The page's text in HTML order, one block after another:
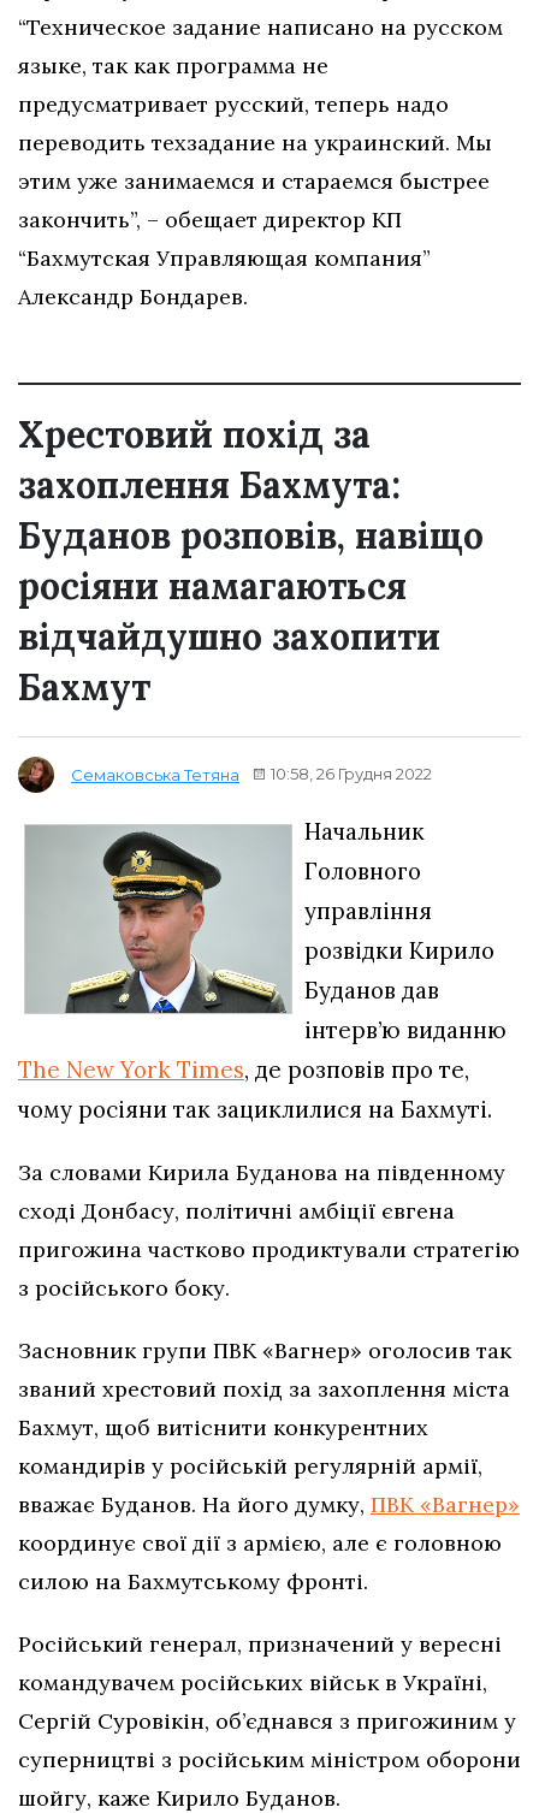
“Техническое задание написано на русском
языке, так как программа не
предусматривает русский, теперь надо
переводить техзадание на украинский. Мы
этим уже занимаемся и стараемся быстрее
закончить”, – обещает директор КП
“Бахмутская Управляющая компания”
Александр Бондарев.
Хрестовий похід за
захоплення Бахмута:
Буданов розповів, навіщо
росіяни намагаються
відчайдушно захопити
Бахмут
Семаковська Тетяна 10:58, 26 Грудня 2022
Начальник
Головного
управління
розвідки Кирило
Буданов дав
інтерв’ю виданню
The New York Times, де розповів про те,
чому росіяни так зациклилися на Бахмуті.
За словами Кирила Буданова на південному
сході Донбасу, політичні амбіції євгена
пригожина частково продиктували стратегію
з російського боку.
Засновник групи ПВК «Вагнер» оголосив так
званий хрестовий похід за захоплення міста
Бахмут, щоб витіснити конкурентних
командирів у російській регулярній армії,
вважає Буданов. На його думку, ПВК «Вагнер»
координує свої дії з армією, але є головною
силою на Бахмутському фронті.
Російський генерал, призначений у вересні
командувачем російських військ в Україні,
Сергій Суровікін, об’єднався з пригожиним у
суперництві з російським міністром оборони
шойгу, каже Кирило Буданов.